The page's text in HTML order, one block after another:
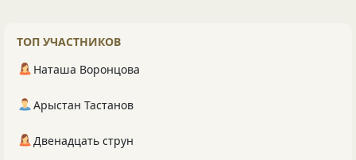
ТОП УЧАСТНИКОВ
Наташа Воронцова
Арыстан Тастанов
Двенадцать струн